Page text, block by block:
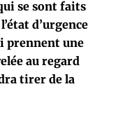
se sont faits
d’urgence
prennent une
au regard
tirer de la